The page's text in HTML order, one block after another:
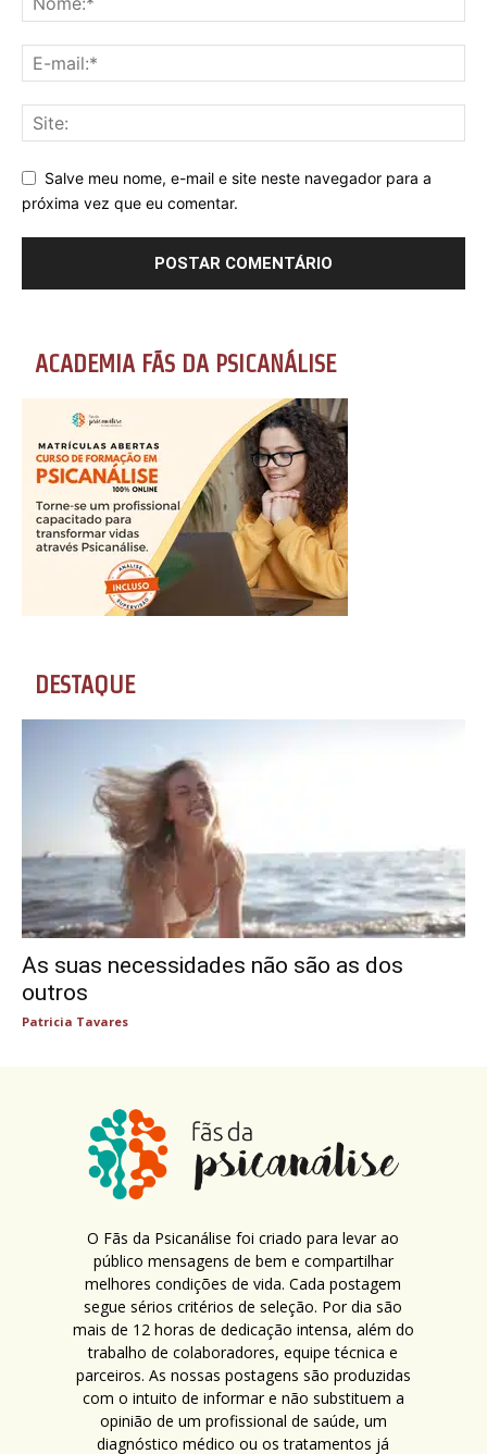
Salve meu nome, e-mail e site neste navegador para a
próxima vez que eu comentar.
ACADEMIA FÃS DA PSICANÁLISE
DESTAQUE
As suas necessidades não são as dos
outros
Patricia Tavares
O Fãs da Psicanálise foi criado para levar ao
público mensagens de bem e compartilhar
melhores condições de vida. Cada postagem
segue sérios critérios de seleção. Por dia são
mais de 12 horas de dedicação intensa, além do
trabalho de colaboradores, equipe técnica e
parceiros. As nossas postagens são produzidas
com o intuito de informar e não substituem a
opinião de um profissional de saúde, um
diagnóstico médico ou os tratamentos já